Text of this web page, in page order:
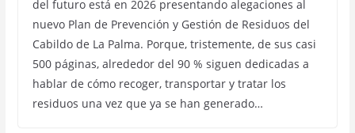
del futuro está en 2026 presentando alegaciones al
nuevo Plan de Prevención y Gestión de Residuos del
Cabildo de La Palma. Porque, tristemente, de sus casi
500 páginas, alrededor del 90 % siguen dedicadas a
hablar de cómo recoger, transportar y tratar los
residuos una vez que ya se han generado…